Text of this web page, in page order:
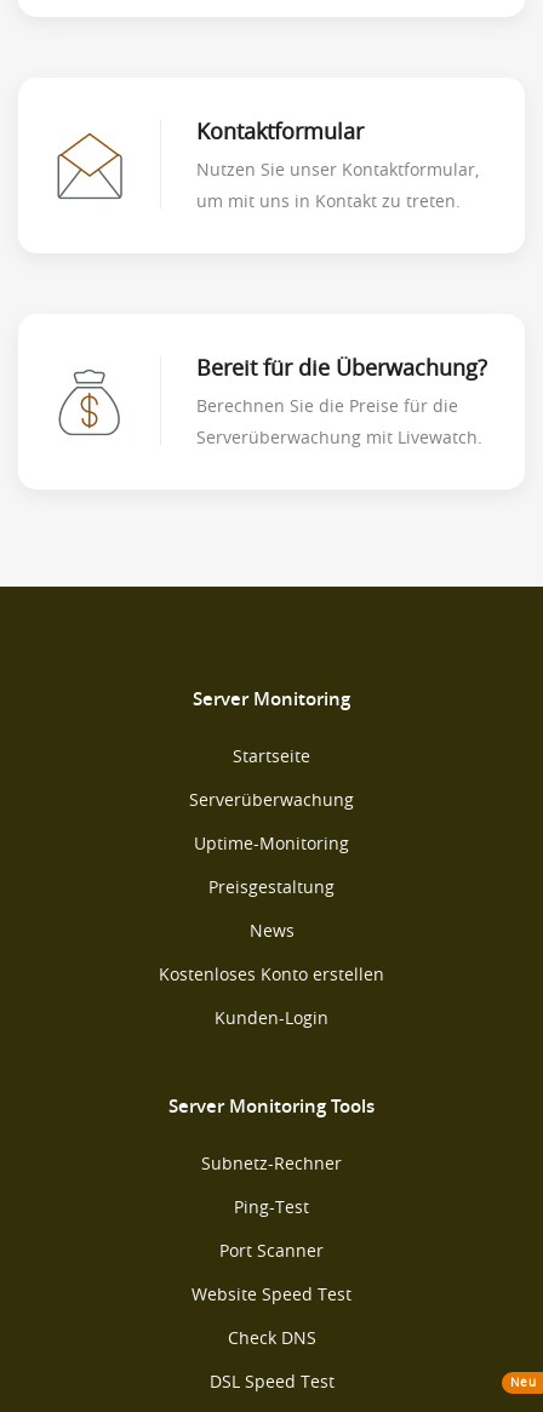
Kontaktformular
Nutzen Sie unser Kontaktformular,
um mit uns in Kontakt zu treten.
Bereit für die Überwachung?
Berechnen Sie die Preise für die
Serverüberwachung mit Livewatch.
Server Monitoring
Startseite
Serverüberwachung
Uptime-Monitoring
Preisgestaltung
News
Kostenloses Konto erstellen
Kunden-Login
Server Monitoring Tools
Subnetz-Rechner
Ping-Test
Port Scanner
Website Speed Test
Check DNS
DSL Speed Test
Neu